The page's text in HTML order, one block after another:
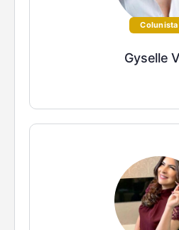
Colunista
Gyselle